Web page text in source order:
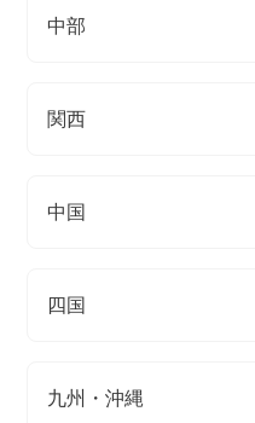
中部
関西
中国
四国
九州・沖縄